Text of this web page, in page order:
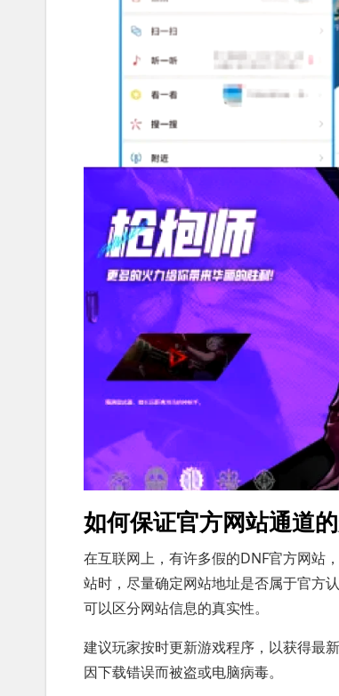
如何保证官方网站通道
在互联网上，有许多假的DNF官方网站
站时，尽量确定网站地址是否属于官方
可以区分网站信息的真实性。
建议玩家按时更新游戏程序，以获得最
因下载错误而被盗或电脑病毒。